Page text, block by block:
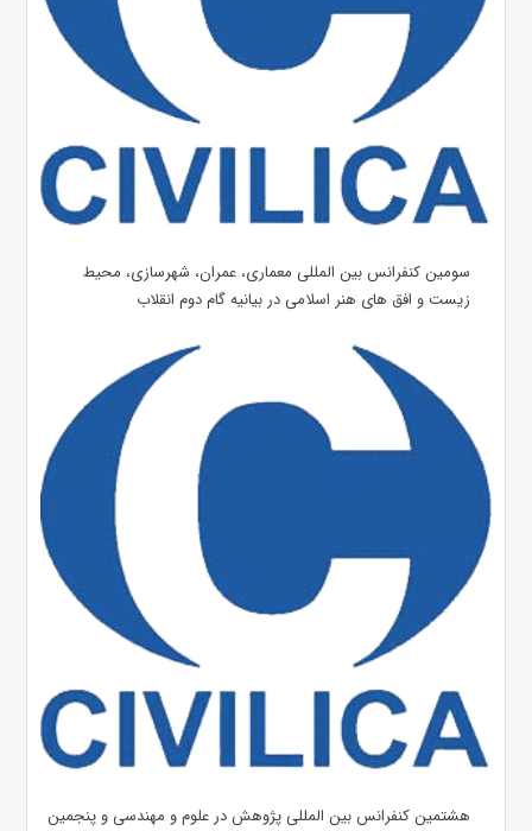
سومین کنفرانس بین المللی معماری، عمران، شهرسازی، محیط
زیست و افق های هنر اسلامی در بیانیه گام دوم انقلاب
هشتمین کنفرانس بین المللی پژوهش در علوم و مهندسی و پنجمین